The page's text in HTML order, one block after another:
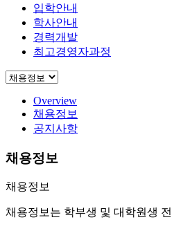
입학안내
학사안내
경력개발
최고경영자과정
Overview
채용정보
공지사항
채용정보
채용정보
채용정보는 학부생 및 대학원생